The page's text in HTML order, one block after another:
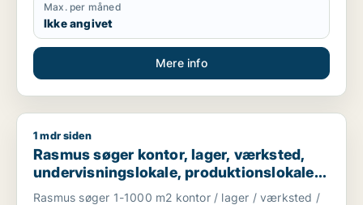
Max. per måned
Ikke angivet
Mere info
Rasmus søger kontor, lager, værksted,
1 mdr siden
Rasmus søger kontor, lager, værksted,
undervisningslokale, produktionslokaler
eller garage til leje i Slangerup,
Rasmus søger 1-1000 m2 kontor / lager / værksted /